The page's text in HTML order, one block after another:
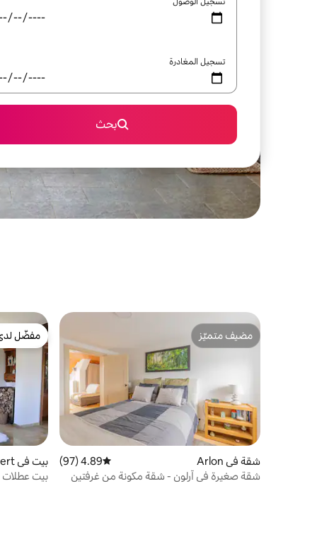
تسجيل المغادرة
بحث
مضيف متميّز
مضيف متميّز
شقة في Arlon متوسط التقييم 4.89 من 5، 97 مراجعات
4.89 (97)
شقة صغيرة في آرلون - شقة مكونة من غرفتين
مفضّل
مفضّل
بيت في Attert
بيت